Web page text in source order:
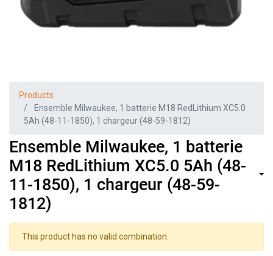
Products
Ensemble Milwaukee, 1 batterie M18 RedLithium XC5.0
5Ah (48-11-1850), 1 chargeur (48-59-1812)
Ensemble Milwaukee, 1 batterie
M18 RedLithium XC5.0 5Ah (48-
11-1850), 1 chargeur (48-59-
1812)
This product has no valid combination.